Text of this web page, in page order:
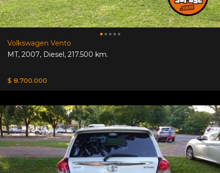
Volkswagen Vento
MT, 2007, Diesel, 217.500 km.
$ 8.700.000